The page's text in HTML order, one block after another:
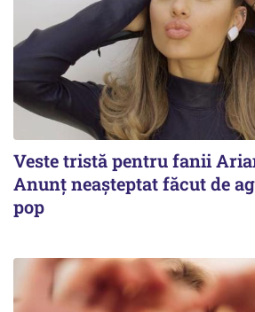
Veste tristă pentru fanii
Anunț neașteptat făcut de
pop